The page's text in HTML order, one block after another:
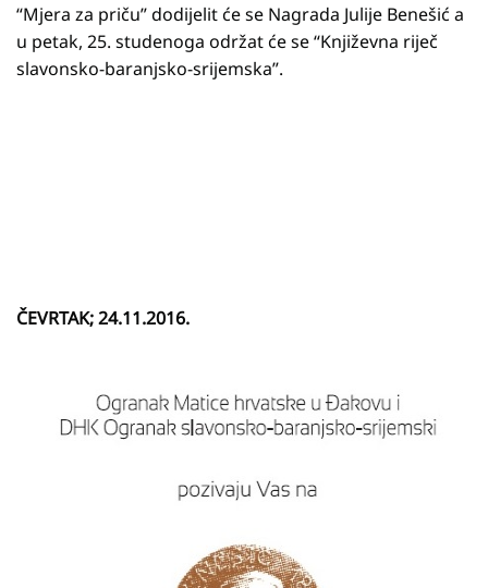
“Mjera za priču” dodijelit će se Nagrada Julije Benešić a
u petak, 25. studenoga održat će se “Književna riječ
slavonsko-baranjsko-srijemska”.
ČEVRTAK; 24.11.2016.